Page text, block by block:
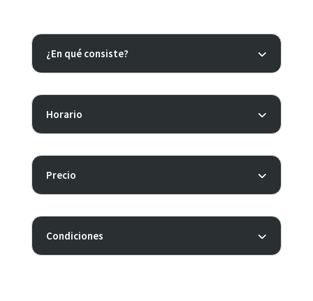
¿En qué consiste?
Horario
Precio
Condiciones